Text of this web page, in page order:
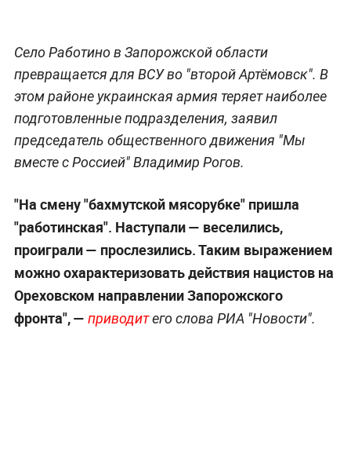
Село Работино в Запорожской области
превращается для ВСУ во "второй Артёмовск". В
этом районе украинская армия теряет наиболее
подготовленные подразделения, заявил
председатель общественного движения "Мы
вместе с Россией" Владимир Рогов.
"На смену "бахмутской мясорубке" пришла
"работинская". Наступали — веселились,
проиграли — прослезились. Таким выражением
можно охарактеризовать действия нацистов на
Ореховском направлении Запорожского
фронта", — приводитего слова РИА "Новости".